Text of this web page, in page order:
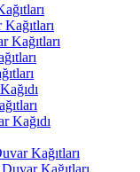
Kağıtları
Kağıdı
Kağıtları
Kağıtları